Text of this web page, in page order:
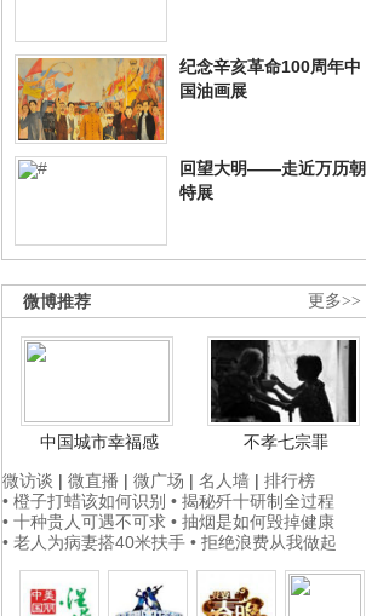
纪念辛亥革命100周年中
国油画展
回望大明——走近万历朝
特展
更多>>
微博推荐
中国城市幸福感
不孝七宗罪
微访谈 | 微直播 | 微广场 | 名人墙 | 排行榜
• 橙子打蜡该如何识别 • 揭秘歼十研制全过程
• 十种贵人可遇不可求 • 抽烟是如何毁掉健康
• 老人为病妻搭40米扶手 • 拒绝浪费从我做起